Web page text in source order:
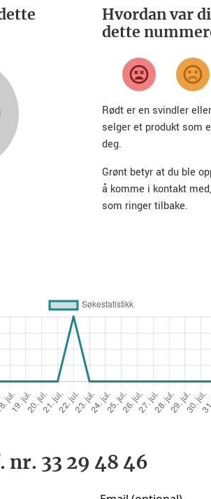
Hvordan var
dette
Rødt er en svindler
selger et produkt som
deg.
Grønt betyr at du ble
å komme i kontakt
som ringer tilbake.
33 29 48 46